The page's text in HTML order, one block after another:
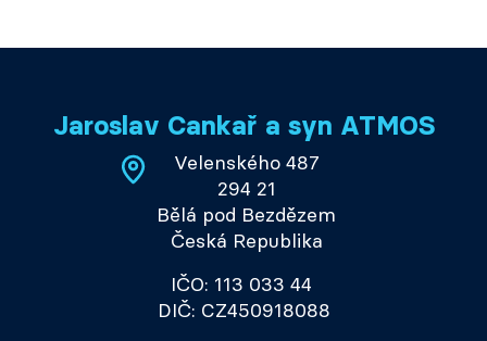
Jaroslav Cankař a syn ATMOS
Velenského 487
294 21
Bělá pod Bezdězem
Česká Republika
IČO: 113 033 44
DIČ: CZ450918088